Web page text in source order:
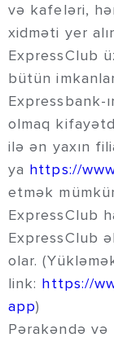
və kafeləri,
xidməti yer
ExpressClub
bütün
Expressbank-
olmaq
ilə ən yaxın
ya https://
etmək
ExpressClub
ExpressClub
olar.
link: https://
app)
Pərakəndə və